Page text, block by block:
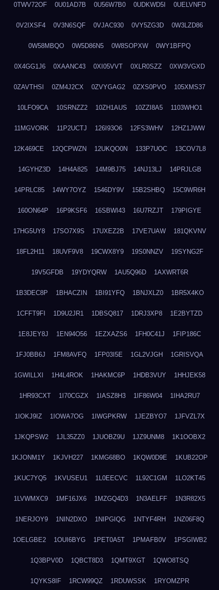
0TWV72OF 0U01AD7B 0U56W7B0 0UDKWD5I 0UELVNFD
0V2IXSF4 0V3N6SQF 0VJAC930 0VY5ZG3D 0W3LZD86
0W58MBQO 0W5D86N5 0W8SOPXW 0WY1BFPQ
0X4GG1J6 0XAANC43 0XI05VVT 0XLR0SZZ 0XW3VGXD
0ZAVTHSI 0ZM4J2CX 0ZVYGAG2 0ZXS0PVO 105XMS37
10LFO9CA 10SRNZZ2 10ZH1AUS 10ZZI8A5 1103WHO1
11MGVORK 11P2UCTJ 126I93O6 12FS3WHV 12HZ1JWW
12K469CE 12QCPWZN 12UKQO0N 133P7UOC 13COV7L8
14GYHZ3D 14H4A825 14M9BJ75 14NJ13LJ 14PRJLGB
14PRLC85 14WY7OYZ 1546DY9V 15B2SHBQ 15C9WR6H
160ON64P 16P9KSF6 16SBWI43 16U7RZJT 179PIGYE
17HG5UY8 17SO7X9S 17UXEZ2B 17VE7UAW 181QKVNV
18FL2H11 18UVF9V8 19CWX8Y9 19S0NNZV 19SYNG2F
19V5GFDB 19YDYQRW 1AU5Q96D 1AXWRT6R
1B3DEC8P 1BHACZIN 1BI91YFQ 1BNJXLZ0 1BR5X4KO
1CFFT9FI 1D9U2JR1 1DBSQ817 1DRJ3XP8 1E2BYTZD
1E8JEY8J 1EN94O56 1EZXAZS6 1FH0C41J 1FIP186C
1FJ0BB6J 1FM8AVFQ 1FP03I5E 1GL2VJGH 1GRISVQA
1GWILLXI 1H4L4ROK 1HAKMC6P 1HDB3VUY 1HHJEK58
1HR93CXT 1I70CGZX 1IASZ8H3 1IF86W04 1IHA2RU7
1IOKJ9IZ 1IOWA7OG 1IWGPKRW 1JEZBYO7 1JFVZL7X
1JKQPSW2 1JL35ZZ0 1JUOBZ9U 1JZ9UNM8 1K1OOBX2
1KJONM1Y 1KJVH227 1KMG68BO 1KQW0D9E 1KUB22OP
1KUC7YQ5 1KVUSEU1 1L0EECVC 1L92C1GM 1LO2KT45
1LVWMXC9 1MF16JX6 1MZGQ4D3 1N3AELFF 1N3R82X5
1NERJOY9 1NIN2DXO 1NIPGIQG 1NTYF4RH 1NZ06F8Q
1OELGBE2 1OUI6BYG 1PET0A5T 1PMAFB0V 1PSGIWB2
1Q3BPV0D 1QBCT8D3 1QMT9XGT 1QWO8TSQ
1QYKS8IF 1RCW99QZ 1RDUWSSK 1RYOMZPR